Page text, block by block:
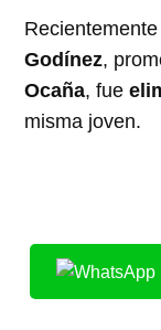
Godínez,
Ocaña, fue
misma joven.